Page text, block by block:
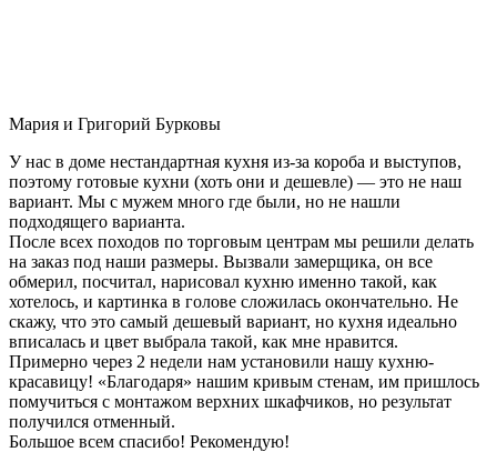
Мария и Григорий Бурковы
У нас в доме нестандартная кухня из-за короба и выступов,
поэтому готовые кухни (хоть они и дешевле) — это не наш
вариант. Мы с мужем много где были, но не нашли
подходящего варианта.
После всех походов по торговым центрам мы решили делать
на заказ под наши размеры. Вызвали замерщика, он все
обмерил, посчитал, нарисовал кухню именно такой, как
хотелось, и картинка в голове сложилась окончательно. Не
скажу, что это самый дешевый вариант, но кухня идеально
вписалась и цвет выбрала такой, как мне нравится.
Примерно через 2 недели нам установили нашу кухню-
красавицу! «Благодаря» нашим кривым стенам, им пришлось
помучиться с монтажом верхних шкафчиков, но результат
получился отменный.
Большое всем спасибо! Рекомендую!